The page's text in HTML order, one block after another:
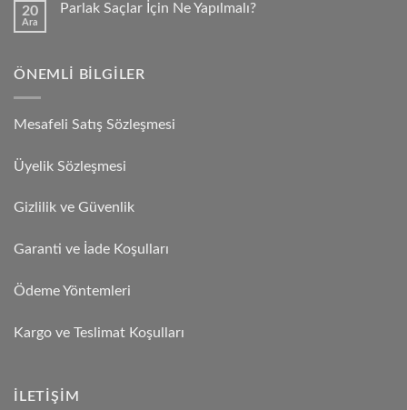
20
Ara
Parlak Saçlar İçin Ne Yapılmalı?
ÖNEMLI BILGILER
Mesafeli Satış Sözleşmesi
Üyelik Sözleşmesi
Gizlilik ve Güvenlik
Garanti ve İade Koşulları
Ödeme Yöntemleri
Kargo ve Teslimat Koşulları
İLETIŞIM